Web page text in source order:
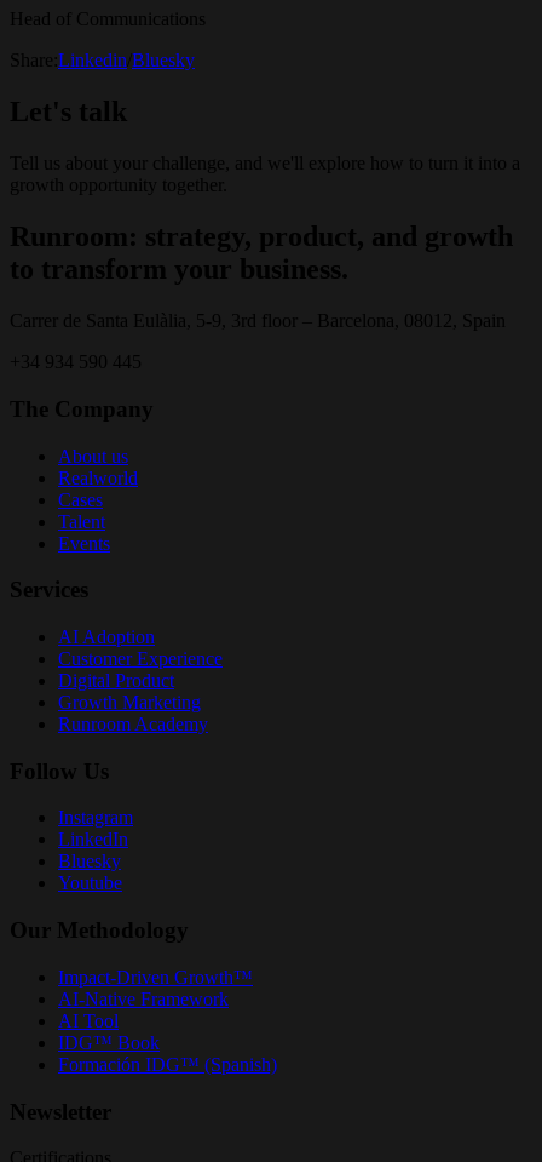
Head of Communications
Share: Linkedin Bluesky
Let's talk
Tell us about your challenge, and we'll explore how to turn it into a
growth opportunity together.
Runroom: strategy, product, and growth
to transform your business.
Carrer de Santa Eulàlia, 5-9, 3rd floor – Barcelona, 08012, Spain
+34 934 590 445
The Company
About us
Realworld
Cases
Talent
Events
Services
AI Adoption
Customer Experience
Digital Product
Growth Marketing
Runroom Academy
Follow Us
Instagram
LinkedIn
Bluesky
Youtube
Our Methodology
Impact-Driven Growth™
AI-Native Framework
AI Tool
IDG™ Book
Formación IDG™ (Spanish)
Newsletter